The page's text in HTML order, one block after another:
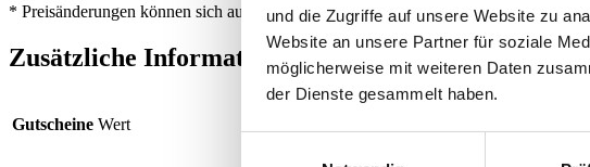
und die Zugriffe auf unsere Website zu
Website an unsere Partner für soziale
möglicherweise mit weiteren Daten
der Dienste gesammelt haben.
* Preisänderungen können sich auf den Wert von Gutscheinen auswirken, die für
Zusätzliche Informationen
Gutscheine Wert